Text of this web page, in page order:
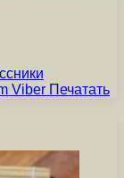
Viber Печатать